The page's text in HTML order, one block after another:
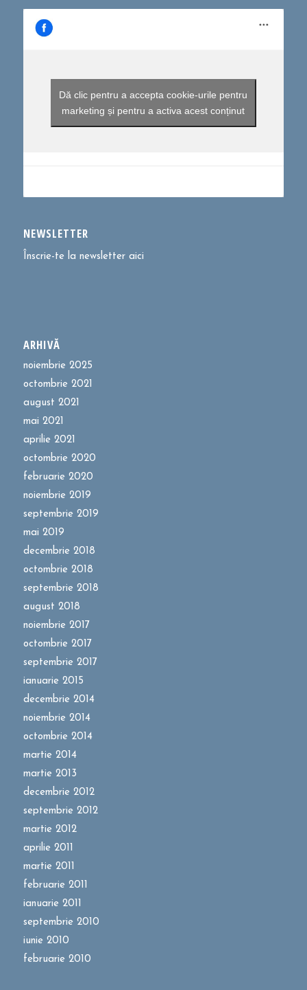
Dă clic pentru a accepta cookie-urile pentru
marketing și pentru a activa acest conținut
NEWSLETTER
Înscrie-te la newsletter aici
ARHIVĂ
noiembrie 2025
octombrie 2021
august 2021
mai 2021
aprilie 2021
octombrie 2020
februarie 2020
noiembrie 2019
septembrie 2019
mai 2019
decembrie 2018
octombrie 2018
septembrie 2018
august 2018
noiembrie 2017
octombrie 2017
septembrie 2017
ianuarie 2015
decembrie 2014
noiembrie 2014
octombrie 2014
martie 2014
martie 2013
decembrie 2012
septembrie 2012
martie 2012
aprilie 2011
martie 2011
februarie 2011
ianuarie 2011
septembrie 2010
iunie 2010
februarie 2010